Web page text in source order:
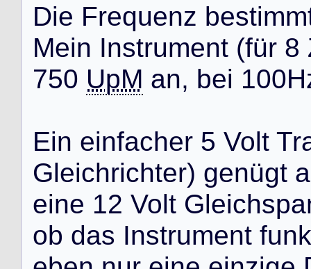
Die Frequenz bestimm
Mein Instrument (für 8
750 UpM an, bei 100H
Ein einfacher 5 Volt Tr
Gleichrichter) genügt a
eine 12 Volt Gleichspa
ob das Instrument funk